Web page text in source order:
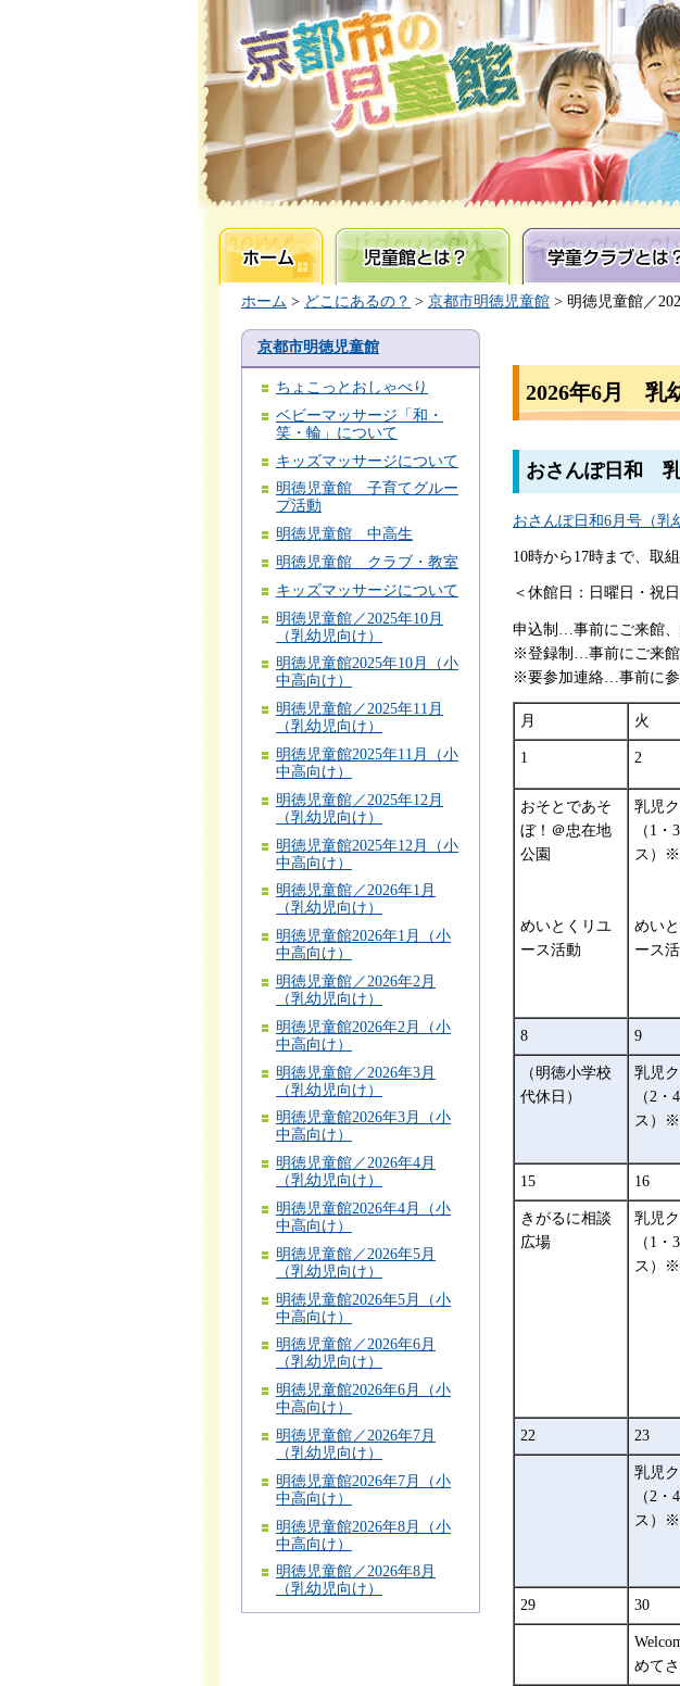
ホーム 児童館とは？ 学童クラブとは？
ホーム > どこにあるの？ > 京都市明徳児童館 > 明徳児童館／
京都市明徳児童館
ちょこっとおしゃべり
ベビーマッサージ「和・
笑・輪」について
キッズマッサージについて
明徳児童館 子育てグルー
プ活動
明徳児童館 中高生
明徳児童館 クラブ・教室
キッズマッサージについて
明徳児童館／2025年10月
（乳幼児向け）
明徳児童館2025年10月（小
中高向け）
明徳児童館／2025年11月
（乳幼児向け）
明徳児童館2025年11月（小
中高向け）
明徳児童館／2025年12月
（乳幼児向け）
明徳児童館2025年12月（小
中高向け）
明徳児童館／2026年1月
（乳幼児向け）
明徳児童館2026年1月（小
中高向け）
明徳児童館／2026年2月
（乳幼児向け）
明徳児童館2026年2月（小
中高向け）
明徳児童館／2026年3月
（乳幼児向け）
明徳児童館2026年3月（小
中高向け）
明徳児童館／2026年4月
（乳幼児向け）
明徳児童館2026年4月（小
中高向け）
明徳児童館／2026年5月
（乳幼児向け）
明徳児童館2026年5月（小
中高向け）
明徳児童館／2026年6月
（乳幼児向け）
明徳児童館2026年6月（小
中高向け）
明徳児童館／2026年7月
（乳幼児向け）
明徳児童館2026年7月（小
中高向け）
明徳児童館2026年8月（小
中高向け）
明徳児童館／2026年8月
（乳幼児向け）
2026年6月 乳
おさんぽ日和
おさんぽ日和6月号（乳
10時から17時まで、取
＜休館日：日曜日・祝日
申込制…事前にご来館、
※登録制…事前にご来館
※要参加連絡…事前に参
月 火
1 2
おそとであそ
ぼ！＠忠在地
公園
めいとくリユ
ース活動
乳児
（1・
ス）※
めい
ース
8 9
（明徳小学校
代休日）
乳児
（2・
ス）※
15 16
きがるに相談
広場
乳児
（1・
ス）※
22 23
乳児
（2・
ス）※
29 30
めて